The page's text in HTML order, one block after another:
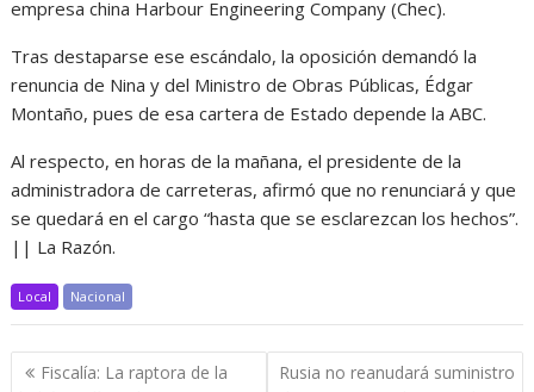
empresa china Harbour Engineering Company (Chec).
Tras destaparse ese escándalo, la oposición demandó la
renuncia de Nina y del Ministro de Obras Públicas, Édgar
Montaño, pues de esa cartera de Estado depende la ABC.
Al respecto, en horas de la mañana, el presidente de la
administradora de carreteras, afirmó que no renunciará y que
se quedará en el cargo “hasta que se esclarezcan los hechos”.
|| La Razón.
Local Nacional
Navegación
Fiscalía: La raptora de la
Rusia no reanudará suministro